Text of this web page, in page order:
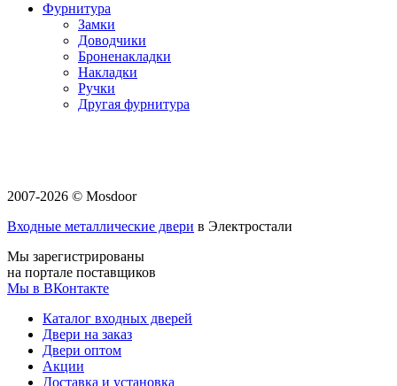
Фурнитура
Замки
Доводчики
Броненакладки
Накладки
Ручки
Другая фурнитура
2007-2026 © Mosdoor
Входные металлические двери в Электростали
Мы зарегистрированы
на портале поставщиков
Мы в ВКонтакте
Каталог входных дверей
Двери на заказ
Двери оптом
Акции
Доставка и установка